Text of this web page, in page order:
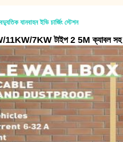
যানবাহন ইভি চার্জিং স্টেশন
11KW/7KW টাইপ 2 5M ক্যাবল সহ